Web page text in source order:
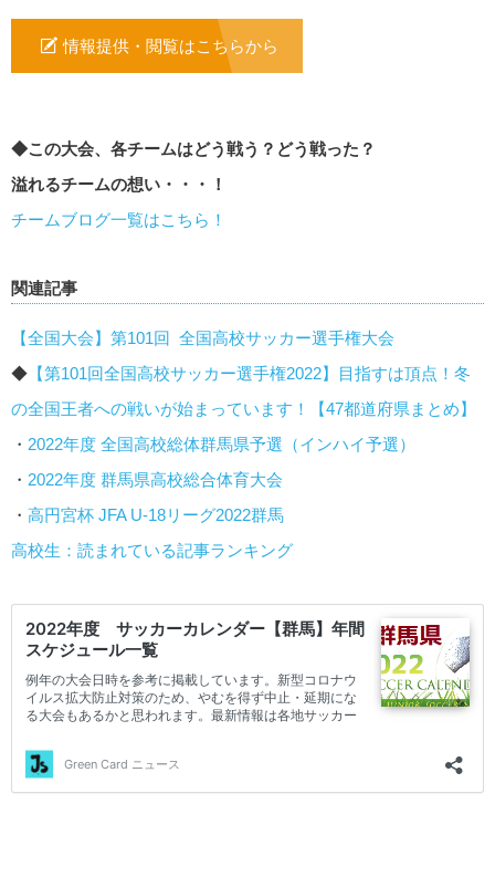
情報提供・閲覧はこちらから
◆この大会、各チームはどう戦う？どう戦った？
溢れるチームの想い・・・！
チームブログ一覧はこちら！
関連記事
【全国大会】第101回 全国高校サッカー選手権大会
◆ 【第101回全国高校サッカー選手権2022】目指すは頂点！冬
の全国王者への戦いが始まっています！【47都道府県まとめ】
・ 2022年度 全国高校総体群馬県予選（インハイ予選）
・ 2022年度 群馬県高校総合体育大会
・ 高円宮杯 JFA U-18リーグ2022群馬
高校生：読まれている記事ランキング